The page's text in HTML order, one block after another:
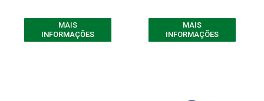
MAIS
INFORMAÇÕES
MAIS
INFORMAÇÕES